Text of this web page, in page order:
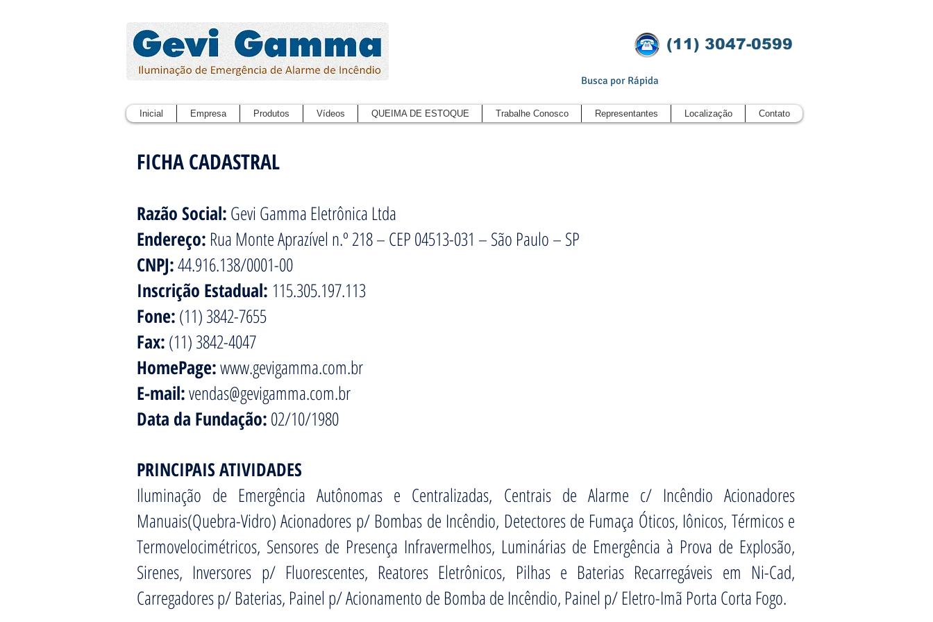
(11) 3047-0599
Busca por Rápida
Inicial Empresa Produtos Vídeos QUEIMA DE ESTOQUE Trabalhe Conosco Representantes Localização Contato
FICHA CADASTRAL
Razão Social:Gevi Gamma Eletrônica Ltda
Endereço: Rua Monte Aprazível n.º 218 – CEP 04513-031 – São Paulo – SP
CNPJ:44.916.138/0001-00
Inscrição Estadual: 115.305.197.113
Fone:(11) 3842-7655
Fax:(11) 3842-4047
HomePage:www.gevigamma.com.br
E-mail:vendas@gevigamma.com.br
Data da Fundação:02/10/1980
PRINCIPAIS ATIVIDADES
Iluminação de Emergência Autônomas e Centralizadas, Centrais de Alarme c/ Incêndio Acionadores
Manuais(Quebra-Vidro) Acionadores p/ Bombas de Incêndio, Detectores de Fumaça Óticos, Iônicos, Térmicos e
Termovelocimétricos, Sensores de Presença Infravermelhos, Luminárias de Emergência à Prova de Explosão,
Sirenes, Inversores p/ Fluorescentes, Reatores Eletrônicos, Pilhas e Baterias Recarregáveis em Ni-Cad,
Carregadores p/ Baterias, Painel p/ Acionamento de Bomba de Incêndio, Painel p/ Eletro-Imã Porta Corta Fogo.